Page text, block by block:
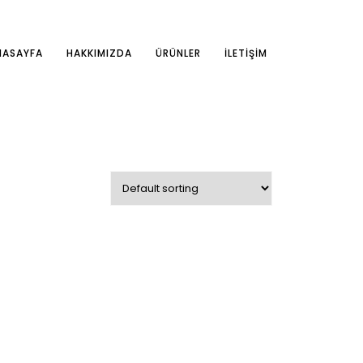
HAKKIMIZDA ÜRÜNLER İLETIŞIM